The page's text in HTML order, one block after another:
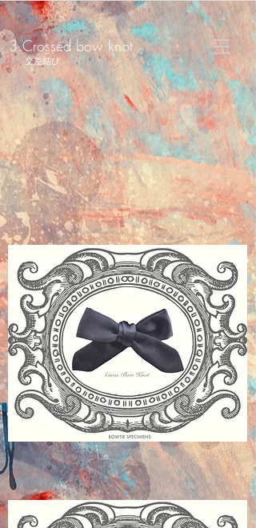
3.Crossed bow knot
交差結び